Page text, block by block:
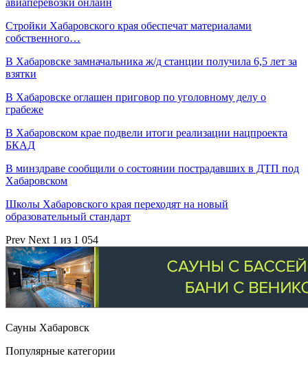
Стройки Хабаровского края обеспечат материалами
собственного…
В Хабаровске замначальника ж/д станции получила 6,5 лет за
взятки
В Хабаровске оглашен приговор по уголовному делу о
грабеже
В Хабаровском крае подвели итоги реализации нацпроекта
БКАД
В минздраве сообщили о состоянии пострадавших в ДТП под
Хабаровском
Школы Хабаровского края переходят на новый
образовательный стандарт
Prev Next 1 из 1 054
Сауны Хабаровск
Популярные категории